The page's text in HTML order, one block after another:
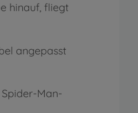
hinauf, fliegt
angepasst
Man-